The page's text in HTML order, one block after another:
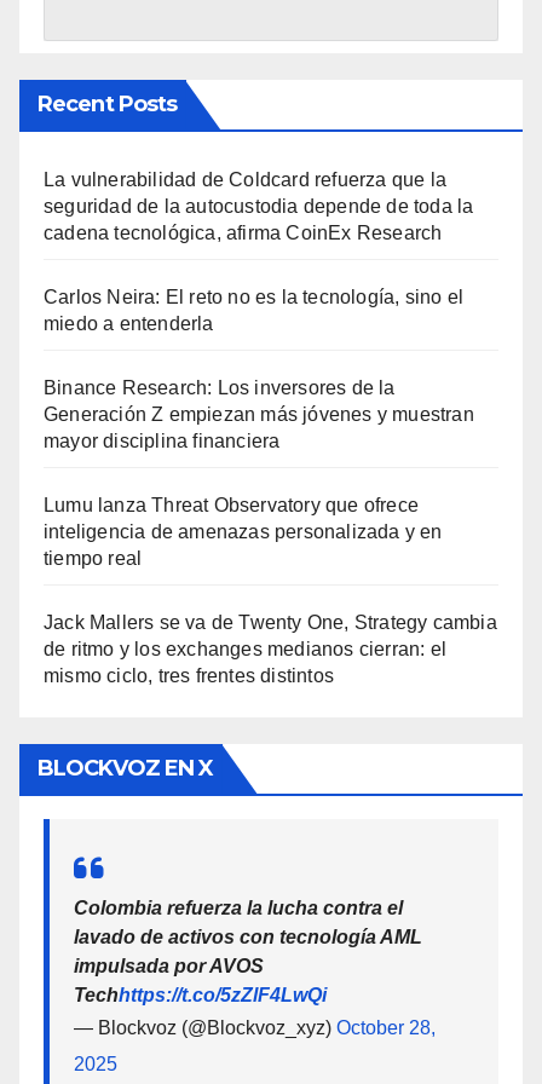
Recent Posts
La vulnerabilidad de Coldcard refuerza que la
seguridad de la autocustodia depende de toda la
cadena tecnológica, afirma CoinEx Research
Carlos Neira: El reto no es la tecnología, sino el
miedo a entenderla
Binance Research: Los inversores de la
Generación Z empiezan más jóvenes y muestran
mayor disciplina financiera
Lumu lanza Threat Observatory que ofrece
inteligencia de amenazas personalizada y en
tiempo real
Jack Mallers se va de Twenty One, Strategy cambia
de ritmo y los exchanges medianos cierran: el
mismo ciclo, tres frentes distintos
BLOCKVOZ EN X
Colombia refuerza la lucha contra el
lavado de activos con tecnología AML
impulsada por AVOS
Techhttps://t.co/5zZlF4LwQi
— Blockvoz (@Blockvoz_xyz) October 28,
2025